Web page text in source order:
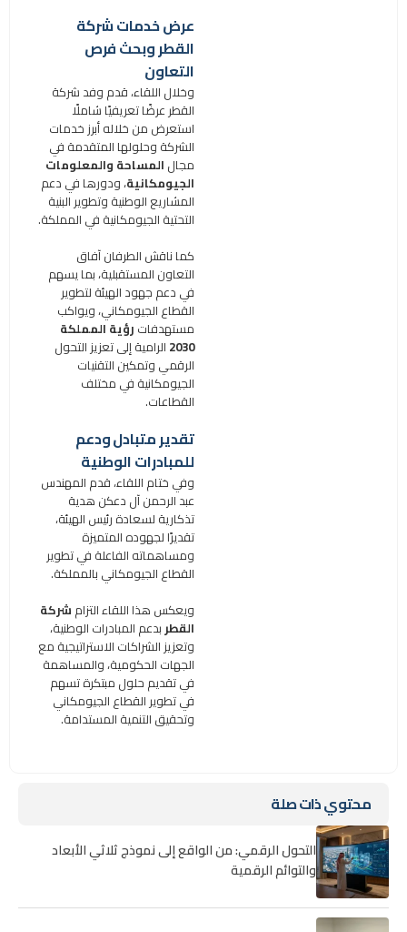
عرض خدمات شركة
القطر وبحث فرص
التعاون
وخلال اللقاء، قدم وفد شركة
القطر عرضًا تعريفيًا شاملًا
استعرض من خلاله أبرز خدمات
الشركة وحلولها المتقدمة في
مجال المساحة والمعلومات
الجيومكانية، ودورها في دعم
المشاريع الوطنية وتطوير البنية
التحتية الجيومكانية في المملكة.
كما ناقش الطرفان آفاق
التعاون المستقبلية، بما يسهم
في دعم جهود الهيئة لتطوير
القطاع الجيومكاني، ويواكب
مستهدفات رؤية المملكة
2030 الرامية إلى تعزيز التحول
الرقمي وتمكين التقنيات
الجيومكانية في مختلف
القطاعات.
تقدير متبادل ودعم
للمبادرات الوطنية
وفي ختام اللقاء، قدم المهندس
عبد الرحمن آل دعكن هدية
تذكارية لسعادة رئيس الهيئة،
تقديرًا لجهوده المتميزة
ومساهماته الفاعلة في تطوير
القطاع الجيومكاني بالمملكة.
ويعكس هذا اللقاء التزام شركة
القطر بدعم المبادرات الوطنية،
وتعزيز الشراكات الاستراتيجية مع
الجهات الحكومية، والمساهمة
في تقديم حلول مبتكرة تسهم
في تطوير القطاع الجيومكاني
وتحقيق التنمية المستدامة.
محتوي ذات صلة
التحول الرقمي: من الواقع إلى نموذج ثلاثي الأبعاد
والتوائم الرقمية